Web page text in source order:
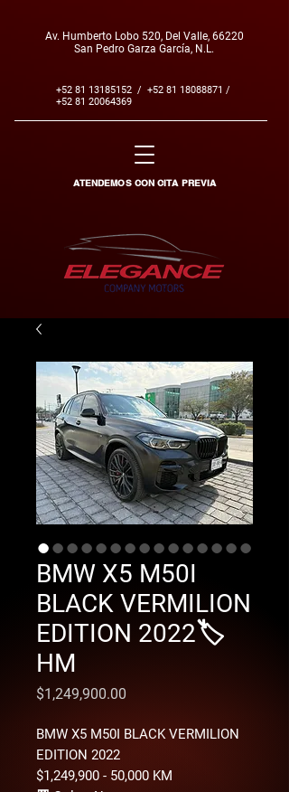
Av. Humberto Lobo 520, Del Valle, 66220
San Pedro Garza García, N.L.
+52 81 13185152 / +52 81 18088871 /
+52 81 20064369
ATENDEMOS CON CITA PREVIA
BMW X5 M50I
BLACK VERMILION
EDITION 2022🏷️
HM
$1,249,900.00
BMW X5 M50I BLACK VERMILION
EDITION 2022
$1,249,900 - 50,000 KM